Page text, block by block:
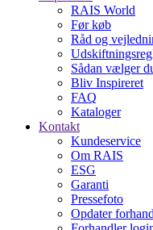
RAIS World
Før køb
Råd og
Sådan vælger
Bliv Inspireret
FAQ
Kataloger
Kontakt
Kundeservice
Om RAIS
ESG
Garanti
Pressefoto
Opdater